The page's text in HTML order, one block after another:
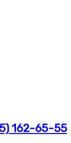
162-65-55